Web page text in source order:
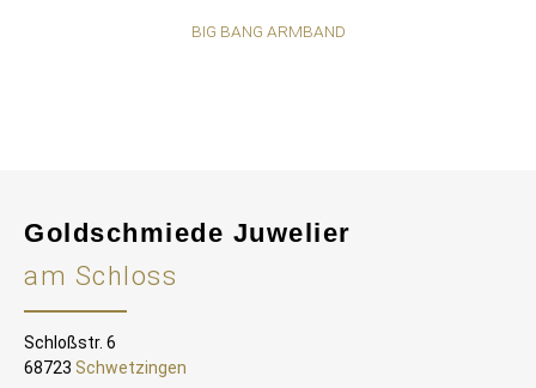
BIG BANG ARMBAND
Goldschmiede Juwelier
am Schloss
Schloßstr. 6
68723 Schwetzingen